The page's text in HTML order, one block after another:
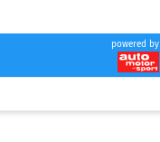
powered by